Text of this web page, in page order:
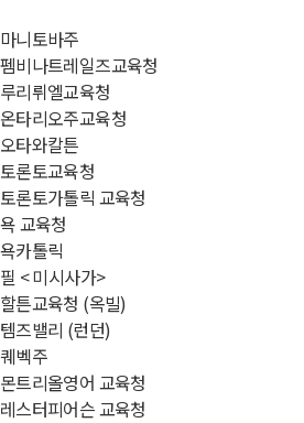
마니토바주
펨비나트레일즈교육청
루리뤼엘교육청
온타리오주교육청
오타와칼튼
토론토교육청
토론토가톨릭 교육청
욕 교육청
욕카톨릭
필 < 미시사가>
할튼교육청 (옥빌)
템즈밸리 (런던)
퀘벡주
몬트리올영어 교육청
레스터피어슨 교육청